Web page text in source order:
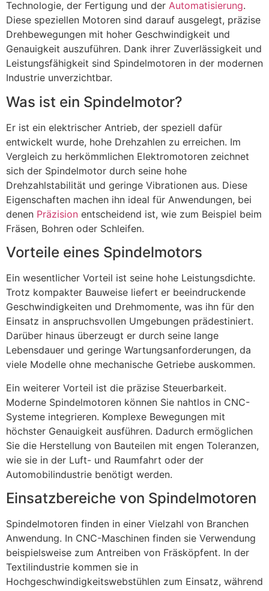
Technologie, der Fertigung und der Automatisierung.
Diese speziellen Motoren sind darauf ausgelegt, präzise
Drehbewegungen mit hoher Geschwindigkeit und
Genauigkeit auszuführen. Dank ihrer Zuverlässigkeit und
Leistungsfähigkeit sind Spindelmotoren in der modernen
Industrie unverzichtbar.
Was ist ein Spindelmotor?
Er ist ein elektrischer Antrieb, der speziell dafür
entwickelt wurde, hohe Drehzahlen zu erreichen. Im
Vergleich zu herkömmlichen Elektromotoren zeichnet
sich der Spindelmotor durch seine hohe
Drehzahlstabilität und geringe Vibrationen aus. Diese
Eigenschaften machen ihn ideal für Anwendungen, bei
denen Präzision entscheidend ist, wie zum Beispiel beim
Fräsen, Bohren oder Schleifen.
Vorteile eines Spindelmotors
Ein wesentlicher Vorteil ist seine hohe Leistungsdichte.
Trotz kompakter Bauweise liefert er beeindruckende
Geschwindigkeiten und Drehmomente, was ihn für den
Einsatz in anspruchsvollen Umgebungen prädestiniert.
Darüber hinaus überzeugt er durch seine lange
Lebensdauer und geringe Wartungsanforderungen, da
viele Modelle ohne mechanische Getriebe auskommen.
Ein weiterer Vorteil ist die präzise Steuerbarkeit.
Moderne Spindelmotoren können Sie nahtlos in CNC-
Systeme integrieren. Komplexe Bewegungen mit
höchster Genauigkeit ausführen. Dadurch ermöglichen
Sie die Herstellung von Bauteilen mit engen Toleranzen,
wie sie in der Luft- und Raumfahrt oder der
Automobilindustrie benötigt werden.
Einsatzbereiche von Spindelmotoren
Spindelmotoren finden in einer Vielzahl von Branchen
Anwendung. In CNC-Maschinen finden sie Verwendung
beispielsweise zum Antreiben von Fräsköpfent. In der
Textilindustrie kommen sie in
Hochgeschwindigkeitswebstühlen zum Einsatz, während